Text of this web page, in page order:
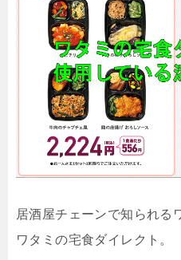
居酒屋チェーンで知られる
ワタミの宅食ダイレクト。